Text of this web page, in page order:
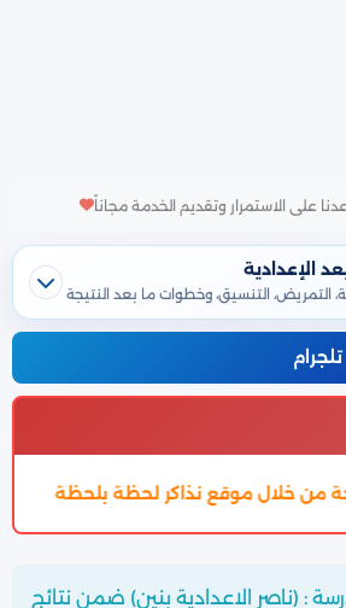
على الاستمرار وتقديم الخدمة مجاناً
الإعدادية
التمريض، التنسيق، وخطوات ما بعد النتيجة
العامة 2027 والتفاصيل بالمقال بالاسفل
: (ناصر الاعدادية بنين) ضمن نتائج